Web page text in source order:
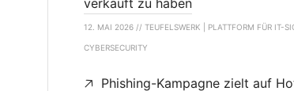
verkauft zu haben
12. MAI 2026 // TEUFELSWERK | PLATTFORM FÜR IT-
CYBERSECURITY
Phishing-Kampagne zielt auf